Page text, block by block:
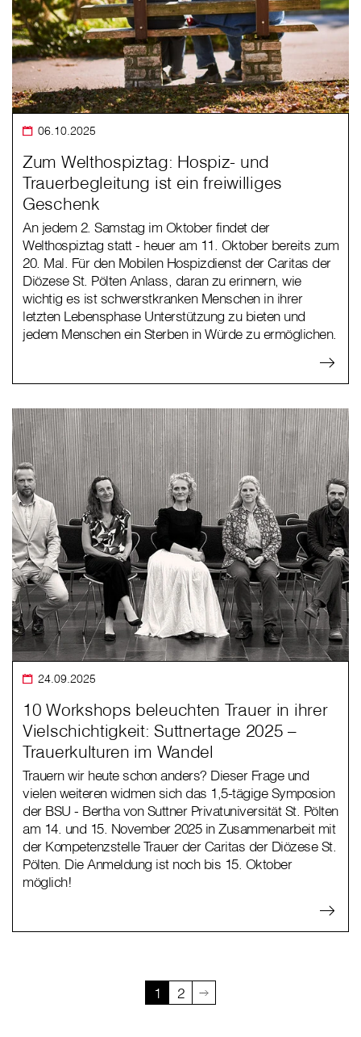
06.10.2025
Zum Welthospiztag: Hospiz- und
Trauerbegleitung ist ein freiwilliges
Geschenk
An jedem 2. Samstag im Oktober findet der
Welthospiztag statt - heuer am 11. Oktober bereits zum
20. Mal. Für den Mobilen Hospizdienst der Caritas der
Diözese St. Pölten Anlass, daran zu erinnern, wie
wichtig es ist schwerstkranken Menschen in ihrer
letzten Lebensphase Unterstützung zu bieten und
jedem Menschen ein Sterben in Würde zu ermöglichen.
24.09.2025
10 Workshops beleuchten Trauer in ihrer
Vielschichtigkeit: Suttnertage 2025 –
Trauerkulturen im Wandel
Trauern wir heute schon anders? Dieser Frage und
vielen weiteren widmen sich das 1,5-tägige Symposion
der BSU - Bertha von Suttner Privatuniversität St. Pölten
am 14. und 15. November 2025 in Zusammenarbeit mit
der Kompetenzstelle Trauer der Caritas der Diözese St.
Pölten. Die Anmeldung ist noch bis 15. Oktober
möglich!
1 2